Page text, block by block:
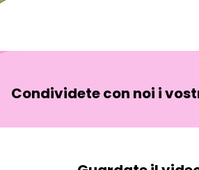
Condividete con noi i